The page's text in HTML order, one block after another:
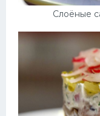
Слоёные